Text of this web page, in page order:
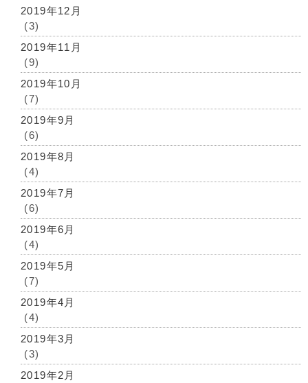
2019年12月
(3)
2019年11月
(9)
2019年10月
(7)
2019年9月
(6)
2019年8月
(4)
2019年7月
(6)
2019年6月
(4)
2019年5月
(7)
2019年4月
(4)
2019年3月
(3)
2019年2月